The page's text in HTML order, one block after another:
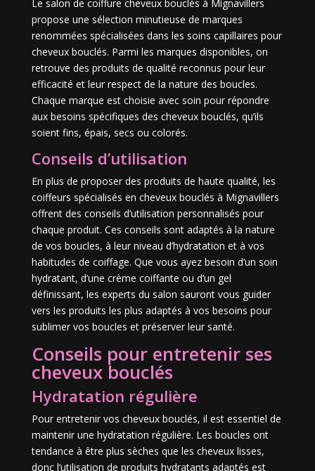
Le salon de coiffure cheveux bouclés à Mignavillers
propose une sélection minutieuse de marques
renommées spécialisées dans les soins capillaires pour
cheveux bouclés. Parmi les marques disponibles, on
retrouve des produits de qualité reconnus pour leur
efficacité et leur respect de la nature des boucles.
Chaque marque est choisie avec soin pour répondre
aux besoins spécifiques des cheveux bouclés, qu’ils
soient fins, épais, secs ou colorés.
Conseils d’utilisation
En plus de proposer des produits de haute qualité, les
coiffeurs spécialisés en cheveux bouclés à Mignavillers
offrent des conseils d’utilisation personnalisés pour
chaque produit. Ces conseils sont adaptés à la nature
de vos boucles, à leur niveau d’hydratation et à vos
habitudes de coiffage. Que vous ayez besoin d’un soin
hydratant, d’une crème coiffante ou d’un gel
définissant, les experts du salon sauront vous guider
vers les produits les plus adaptés à vos besoins pour
sublimer vos boucles et préserver leur santé.
Conseils pour entretenir ses
cheveux bouclés
Hydratation régulière
Pour entretenir vos cheveux bouclés, il est essentiel de
maintenir une hydratation régulière. Les boucles ont
tendance à être plus sèches que les cheveux lisses,
donc l’utilisation de produits hydratants adaptés est